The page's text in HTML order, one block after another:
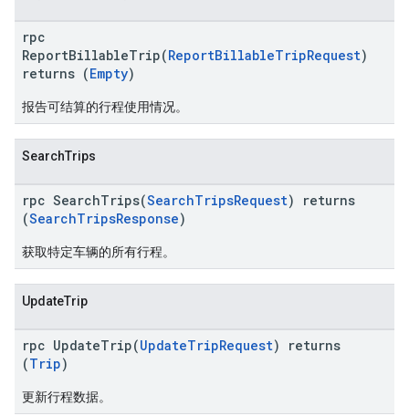
rpc
ReportBillableTrip(ReportBillableTripRequest)
returns (Empty)
报告可结算的行程使用情况。
SearchTrips
rpc SearchTrips(SearchTripsRequest) returns
(SearchTripsResponse)
获取特定车辆的所有行程。
UpdateTrip
rpc UpdateTrip(UpdateTripRequest) returns
(Trip)
更新行程数据。